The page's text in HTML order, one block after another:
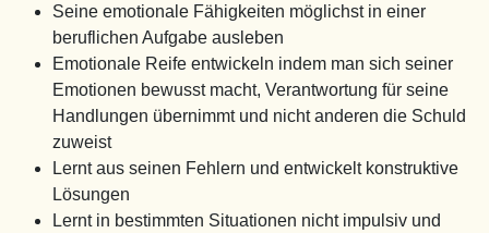
Seine emotionale Fähigkeiten möglichst in einer
beruflichen Aufgabe ausleben
Emotionale Reife entwickeln indem man sich seiner
Emotionen bewusst macht, Verantwortung für seine
Handlungen übernimmt und nicht anderen die Schuld
zuweist
Lernt aus seinen Fehlern und entwickelt konstruktive
Lösungen
Lernt in bestimmten Situationen nicht impulsiv und